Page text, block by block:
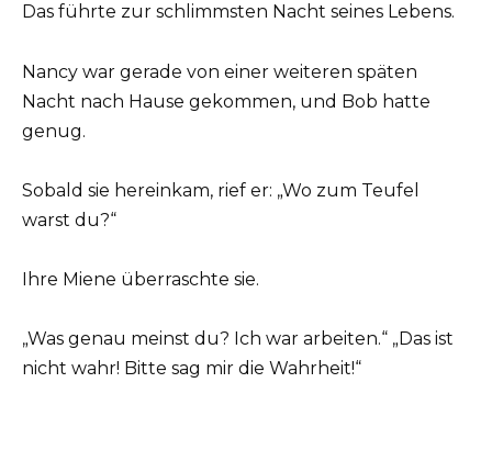
Das führte zur schlimmsten Nacht seines Lebens.
Nancy war gerade von einer weiteren späten
Nacht nach Hause gekommen, und Bob hatte
genug.
Sobald sie hereinkam, rief er: „Wo zum Teufel
warst du?“
Ihre Miene überraschte sie.
„Was genau meinst du? Ich war arbeiten.“ „Das ist
nicht wahr! Bitte sag mir die Wahrheit!“